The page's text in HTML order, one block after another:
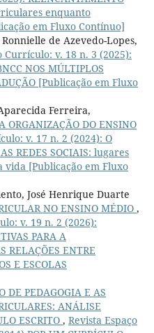
enquanto
em Fluxo Contínuo]
de Azevedo-Lopes,
Currículo: v. 18 n. 3 (2025):
NOS MÚLTIPLOS
[Publicação em Fluxo
Ferreira,
ORGANIZAÇÃO DO ENSINO
v. 17 n. 2 (2024): O
REDES SOCIAIS: lugares
vida [Publicação em Fluxo
José Henrique Duarte
NO ENSINO MÉDIO ,
v. 19 n. 2 (2026):
PARA A
RELAÇÕES ENTRE
E ESCOLAS
DE PEDAGOGIA E AS
ANÁLISE
ESCRITO , Revista Espaço